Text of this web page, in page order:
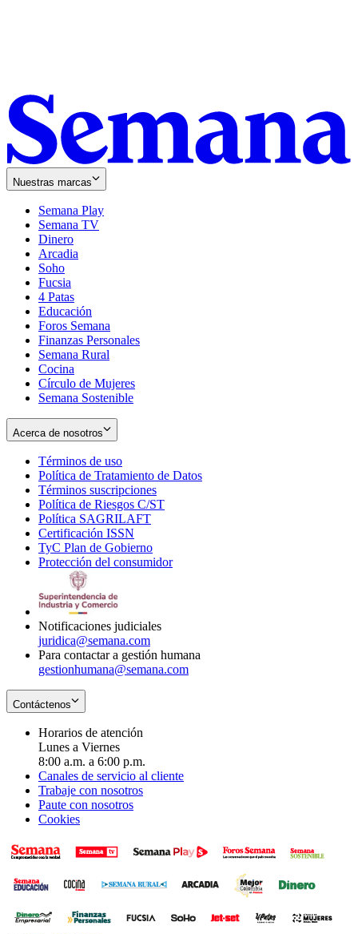
Nuestras marcas
Semana Play
Semana TV
Dinero
Arcadia
Soho
in
new
window
Fucsia
in
new
window
4 Patas
Educación
Foros Semana
Finanzas Personales
Semana Rural
Cocina
Círculo de Mujeres
Semana Sostenible
Acerca de nosotros
Términos de uso
in
new
window
Política de Tratamiento de Datos
Términos suscripciones
in
Política de Riesgos C/ST
Política SAGRILAFT
new
window
Certificación ISSN
in
new
TyC Plan de Gobierno
in
Protección del consumidorOpens
Notificaciones judiciales
juridica@semana.com
Para contactar a gestión humana
gestionhumana@semana.com
Contáctenos
Horarios de atención
Lunes a Viernes
8:00 a.m. a 6:00 p.m.
Canales de servicio al cliente
Trabaje con nosotros
Paute con nosotros
Cookies